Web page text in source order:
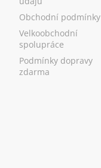
Obchodní podmínky
Velkoobchodní
spolupráce
Podmínky dopravy
zdarma